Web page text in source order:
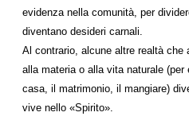
evidenza nella comunità, per
diventano desideri carnali.
Al contrario, alcune altre realtà che
alla materia o alla vita naturale
casa, il matrimonio, il mangiare)
vive nello «Spirito».